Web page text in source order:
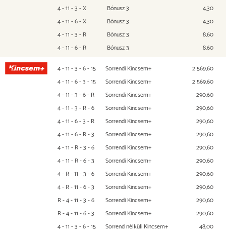
4 - 11 - 3 - X
Bónusz 3
4,30
4 - 11 - 6 - X
Bónusz 3
4,30
4 - 11 - 3 - R
Bónusz 3
8,60
4 - 11 - 6 - R
Bónusz 3 8,60
Kincsem+ 4 - 11 - 3 - 6 - 15 Sorrendi Kincsem+
2 569,60
4 - 11 - 6 - 3 - 15
Sorrendi Kincsem+
2 569,60
4 - 11 - 3 - 6 - R
Sorrendi Kincsem+
290,60
4 - 11 - 3 - R - 6
Sorrendi Kincsem+
290,60
4 - 11 - 6 - 3 - R
Sorrendi Kincsem+
290,60
4 - 11 - 6 - R - 3
Sorrendi Kincsem+
290,60
4 - 11 - R - 3 - 6
Sorrendi Kincsem+
290,60
4 - 11 - R - 6 - 3
Sorrendi Kincsem+
290,60
4 - R - 11 - 3 - 6
Sorrendi Kincsem+
290,60
4 - R - 11 - 6 - 3
Sorrendi Kincsem+
290,60
R - 4 - 11 - 3 - 6
Sorrendi Kincsem+
290,60
R - 4 - 11 - 6 - 3
Sorrendi Kincsem+
290,60
4 - 11 - 3 - 6 - 15
Sorrend nélküli Kincsem+
48,00